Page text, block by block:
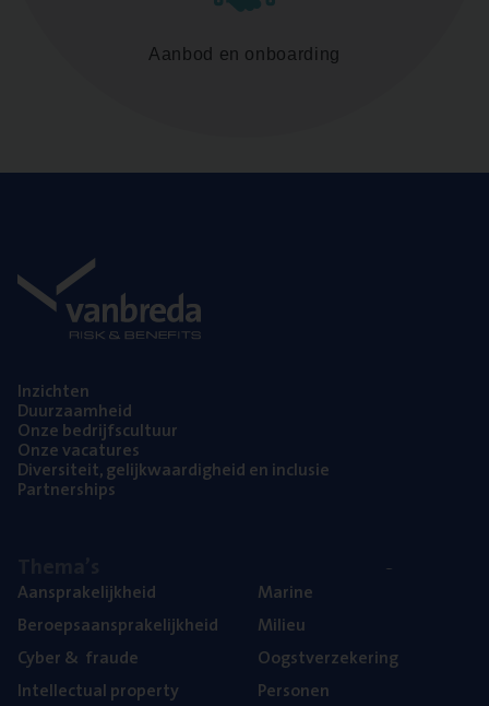
Aanbod en onboarding
Inzich­ten
Duur­zaam­heid
Onze bedrijfs­cul­tuur
Onze vaca­tu­res
Diver­si­teit, gelijk­waar­dig­heid en inclusie
Part­ner­ships
Aan­spra­ke­lijk­heid
Beroeps­aan­spra­ke­lijk­heid
Cyber& fraude
Intel­lec­tu­al property
Mari­ne
Mili­eu
Oogst­ver­ze­ke­ring
Per­so­nen